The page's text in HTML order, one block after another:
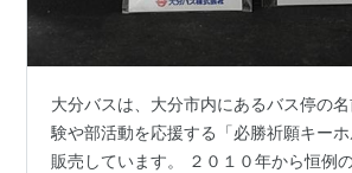
大分バスは、大分市内にあるバス停の
験や部活動を応援する「必勝祈願キー
販売しています。 ２０１０年から恒例